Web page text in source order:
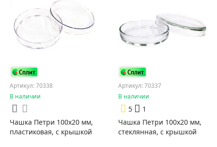
Артикул: 70338
В наличии
Чашка Петри 100x20 мм,
пластиковая, с крышкой
Артикул: 70337
В наличии
5
1
Чашка Петри 100х20 мм,
стеклянная, с крышкой